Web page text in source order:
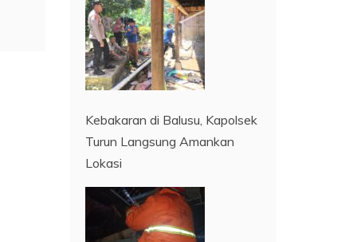
Kebakaran di Balusu, Kapolsek
Turun Langsung Amankan
Lokasi